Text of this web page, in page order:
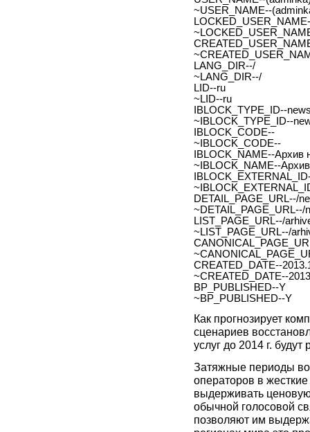
~USER_NAME--
LANG_DIR--/
~LANG_DIR--/
LID--ru
~LID--ru
IBLOCK_TYPE_ID--
~IBLOCK_TYPE_ID--
IBLOCK_CODE--
~IBLOCK_CODE--
IBLOCK_NAME--Архив
~IBLOCK_NAME--
DETAIL_PAGE_URL--/
~DETAIL_PAGE_URL--/
LIST_PAGE_URL--/
~LIST_PAGE_URL--/
CREATED_DATE--
~CREATED_DATE--
BP_PUBLISHED--Y
~BP_PUBLISHED--Y
Как прогнозирует
сценариев
услуг до 2014 г.
Затяжные периоды
операторов в
выдерживать
обычной голосовой
позволяют им